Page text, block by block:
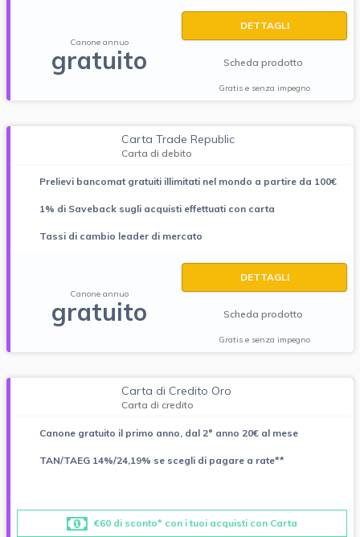
Canone annuo
gratuito
DETTAGLI
Scheda prodotto
Gratis e senza impegno
Carta Trade Republic
Carta di debito
Prelievi bancomat gratuiti illimitati nel mondo a partire da 100€
1% di Saveback sugli acquisti effettuati con carta
Tassi di cambio leader di mercato
Canone annuo
gratuito
DETTAGLI
Scheda prodotto
Gratis e senza impegno
Carta di Credito Oro
Carta di credito
Canone gratuito il primo anno, dal 2° anno 20€ al mese
TAN/TAEG 14%/24,19% se scegli di pagare a rate**
€60 di sconto* con i tuoi acquisti con Carta